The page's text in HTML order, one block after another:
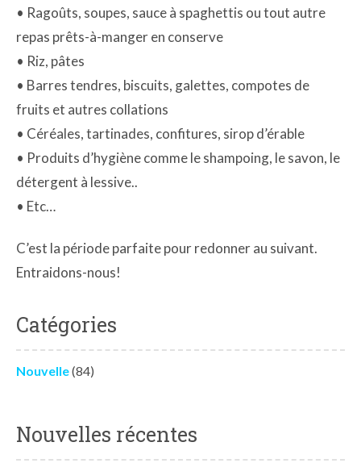
• Ragoûts, soupes, sauce à spaghettis ou tout autre
repas prêts-à-manger en conserve
• Riz, pâtes
• Barres tendres, biscuits, galettes, compotes de
fruits et autres collations
• Céréales, tartinades, confitures, sirop d’érable
• Produits d’hygiène comme le shampoing, le savon, le
détergent à lessive..
• Etc…
C’est la période parfaite pour redonner au suivant.
Entraidons-nous!
Catégories
Nouvelle(84)
Nouvelles récentes